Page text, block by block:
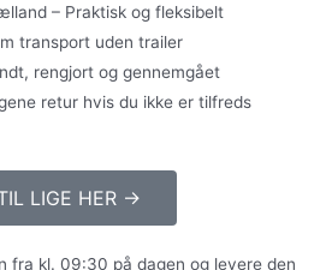
– Praktisk og fleksibelt
transport uden trailer
rengjort og gennemgået
retur hvis du ikke er tilfreds
LIGE HER →
fra kl. 09:30 på dagen og levere den